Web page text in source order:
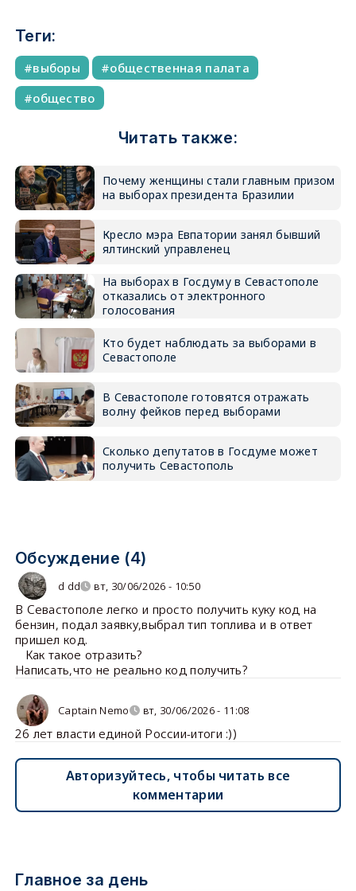
Теги:
выборы
общественная палата
общество
Читать также:
Почему женщины стали главным призом
на выборах президента Бразилии
Кресло мэра Евпатории занял бывший
ялтинский управленец
На выборах в Госдуму в Севастополе
отказались от электронного
голосования
Кто будет наблюдать за выборами в
Севастополе
В Севастополе готовятся отражать
волну фейков перед выборами
Сколько депутатов в Госдуме может
получить Севастополь
Обсуждение (4)
d dd вт, 30/06/2026 - 10:50
В Севастополе легко и просто получить куку код на
бензин, подал заявку,выбрал тип топлива и в ответ
пришел код.
Как такое отразить?
Написать,что не реально код получить?
Captain Nemo вт, 30/06/2026 - 11:08
26 лет власти единой России-итоги :))
Авторизуйтесь, чтобы читать все
комментарии
Главное за день